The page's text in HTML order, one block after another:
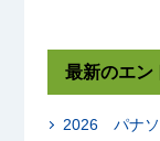
最新のエン
2026 パナソ